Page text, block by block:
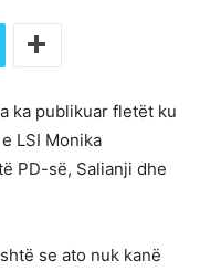
ka publikuar fletët ku
LSI Monika
PD-së, Salianji dhe
se ato nuk kanë